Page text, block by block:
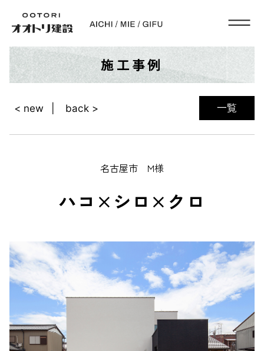
施工事例
一覧
< new back >
名古屋市 M様
ハコ×シロ×クロ